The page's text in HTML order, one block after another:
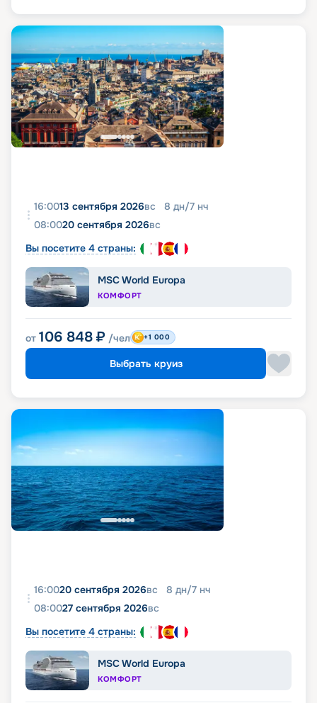
16:0013 сентября 2026вс 8 дн/7 нч
08:0020 сентября 2026вс
Вы посетите 4 страны:
MSC World Europa
КОМФОРТ
от 106 848 ₽ /чел +1 000
Выбрать круиз
16:0020 сентября 2026вс 8 дн/7 нч
08:0027 сентября 2026вс
Вы посетите 4 страны:
MSC World Europa
КОМФОРТ